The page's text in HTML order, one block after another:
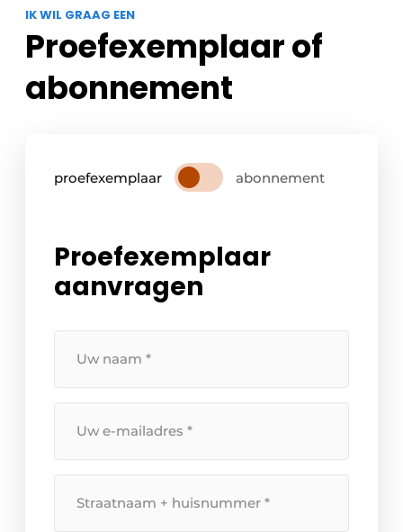
IK WIL GRAAG EEN
Proefexemplaar of
abonnement
proefexemplaar abonnement
Proefexemplaar
aanvragen
naam
*
mailadres